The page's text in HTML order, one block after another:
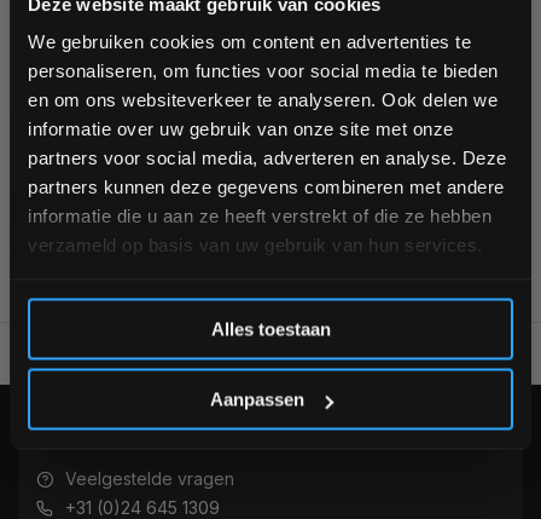
We gebruiken cookies om content en advertenties te
personaliseren, om functies voor social media te bieden
en om ons websiteverkeer te analyseren. Ook delen we
informatie over uw gebruik van onze site met onze
partners voor social media, adverteren en analyse. Deze
partners kunnen deze gegevens combineren met andere
informatie die u aan ze heeft verstrekt of die ze hebben
verzameld op basis van uw gebruik van hun services.
Alles toestaan
Aanpassen
Vergelijk €7,10
Vergelijk
1
Voor 95% direct uit voorraad geleverd Professionele
KLANTENSERVICE
Veelgestelde vragen
+31 (0)24 645 1309
bestelling
Schrijf je in voor onze nieuwsbrief om op de hoogte te
blijven over onze nieuwe producten, deals en meer
interessante info. Ontvang 5% korting op je eerstvolgende
aankoop! 😀
Inschrijven
*Verzendkosten vallen buiten de korting